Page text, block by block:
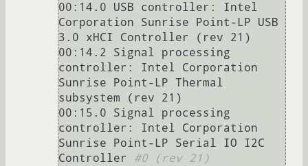
00:14.0 USB controller: Intel
Corporation Sunrise Point-LP USB
3.0 xHCI Controller (rev 21)
00:14.2 Signal processing
controller: Intel Corporation
Sunrise Point-LP Thermal
subsystem (rev 21)
00:15.0 Signal processing
controller: Intel Corporation
Sunrise Point-LP Serial IO I2C
Controller #0 (rev 21)